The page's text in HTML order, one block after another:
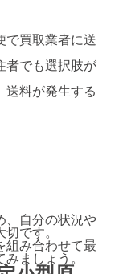
で買取業者に送
者でも選択肢が
送料が発生する
、自分の状況や
です。
組み合わせて最
ましょう。